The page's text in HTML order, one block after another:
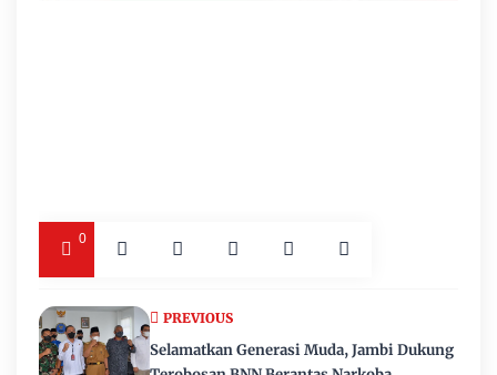
0
PREVIOUS
Selamatkan Generasi Muda, Jambi Dukung